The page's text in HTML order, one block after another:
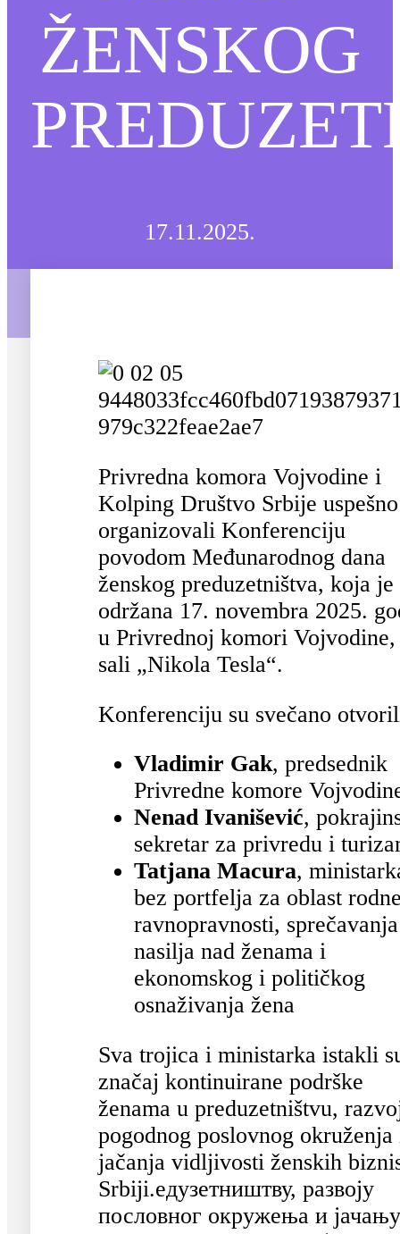
ŽENSKOG
17.11.2025.
Privredna komora Vojvodine i
Kolping Društvo Srbije
organizovali Konferenciju
povodom Međunarodnog dana
ženskog preduzetništva, koja je
održana 17. novembra 2025.
u Privrednoj komori
sali „Nikola Tesla“.
Konferenciju su svečano
Vladimir Gak, predsednik
Privredne komore
Nenad Ivanišević,
sekretar za privredu i
Tatjana Macura,
bez portfelja za oblast
ravnopravnosti, sprečavanja
nasilja nad ženama i
ekonomskog i političkog
osnaživanja žena
Sva trojica i ministarka istakli
značaj kontinuirane podrške
ženama u preduzetništvu,
pogodnog poslovnog okruženja
jačanja vidljivosti ženskih
Srbiji.едузетништву, развоју
пословног окружења и